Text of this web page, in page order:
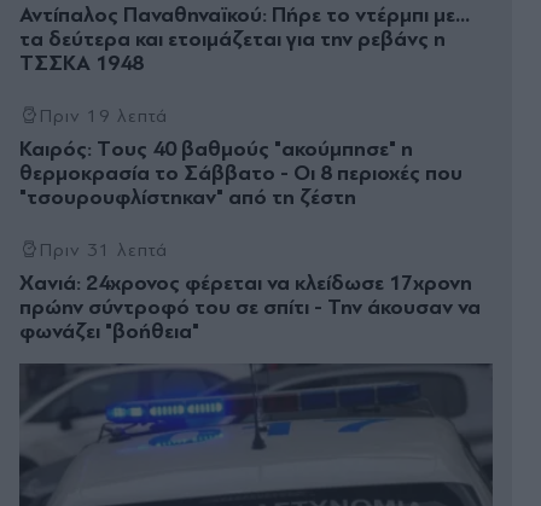
Αντίπαλος Παναθηναϊκού: Πήρε το ντέρμπι με...
τα δεύτερα και ετοιμάζεται για την ρεβάνς η
ΤΣΣΚΑ 1948
Πριν 19 λεπτά
Καιρός: Tους 40 βαθμούς "ακούμπησε" η
θερμοκρασία το Σάββατο - Οι 8 περιοχές που
"τσουρουφλίστηκαν" από τη ζέστη
Πριν 31 λεπτά
Χανιά: 24χρονος φέρεται να κλείδωσε 17χρονη
πρώην σύντροφό του σε σπίτι - Την άκουσαν να
φωνάζει "βοήθεια"